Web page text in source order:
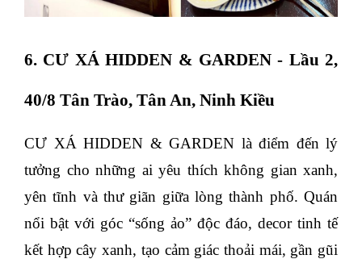
6. CƯ XÁ HIDDEN & GARDEN - Lầu 2,
40/8 Tân Trào, Tân An, Ninh Kiều
CƯ XÁ HIDDEN & GARDEN là điểm đến lý
tưởng cho những ai yêu thích không gian xanh,
yên tĩnh và thư giãn giữa lòng thành phố. Quán
nổi bật với góc “sống ảo” độc đáo, decor tinh tế
kết hợp cây xanh, tạo cảm giác thoải mái, gần gũi